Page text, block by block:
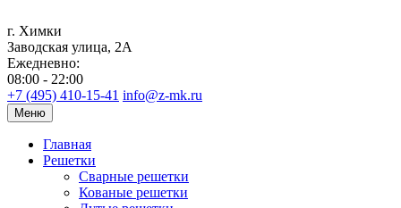
г. Химки
Заводская улица, 2А
Ежедневно:
08:00 - 22:00
+7 (495) 410-15-41 info@z-mk.ru
Меню
Главная
Решетки
Сварные решетки
Кованые решетки